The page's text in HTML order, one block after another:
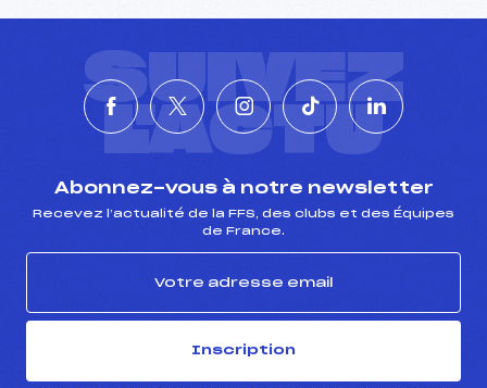
SUIVEZ
L'ACTU
Abonnez-vous à notre newsletter
Recevez l’actualité de la FFS, des clubs et des Équipes
de France.
Inscription